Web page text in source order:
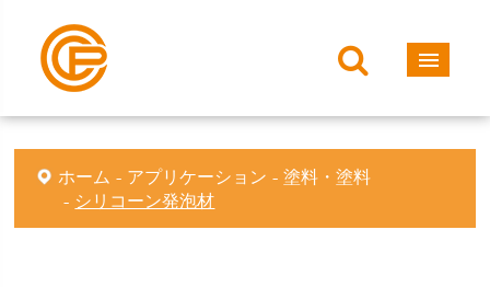
ホーム アプリケーション
塗料・塗料
シリコーン発泡材